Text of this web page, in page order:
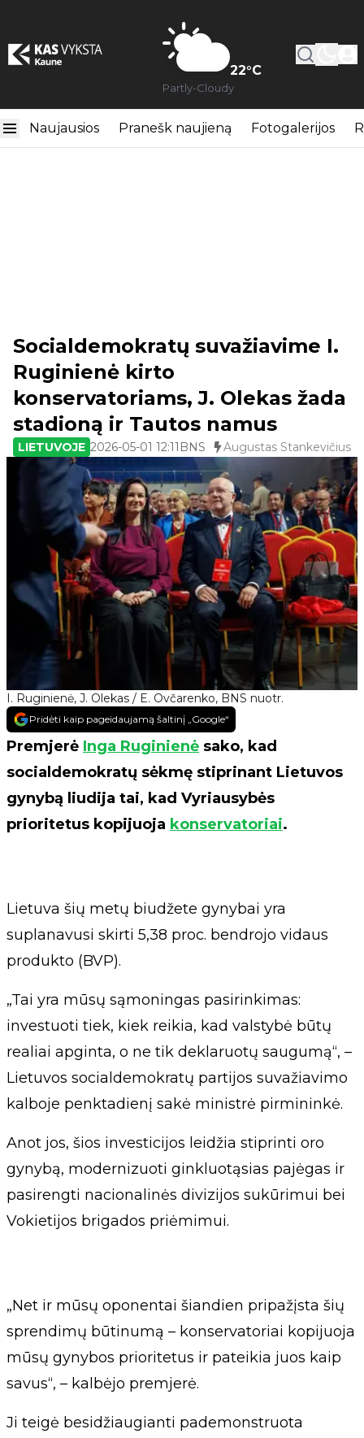
22°C
Partly-Cloudy
Naujausios Pranešk naujieną Fotogalerijos
I. Ruginienė, J. Olekas / E. Ovčarenko, BNS nuotr.
Socialdemokratų suvažiavime I.
Ruginienė kirto
konservatoriams, J. Olekas žada
stadioną ir Tautos namus
LIETUVOJE 2026-05-01 12:11 BNS Augustas Stankevičius
Pridėti kaip pageidaujamą šaltinį „Google“
Premjerė Inga Ruginienė sako, kad
socialdemokratų sėkmę stiprinant Lietuvos
gynybą liudija tai, kad Vyriausybės
prioritetus kopijuoja konservatoriai.
Lietuva šių metų biudžete gynybai yra
suplanavusi skirti 5,38 proc. bendrojo vidaus
produkto (BVP).
„Tai yra mūsų sąmoningas pasirinkimas:
investuoti tiek, kiek reikia, kad valstybė būtų
realiai apginta, o ne tik deklaruotų saugumą“, –
Lietuvos socialdemokratų partijos suvažiavimo
kalboje penktadienį sakė ministrė pirmininkė.
Anot jos, šios investicijos leidžia stiprinti oro
gynybą, modernizuoti ginkluotąsias pajėgas ir
pasirengti nacionalinės divizijos sukūrimui bei
Vokietijos brigados priėmimui.
„Net ir mūsų oponentai šiandien pripažįsta šių
sprendimų būtinumą – konservatoriai kopijuoja
mūsų gynybos prioritetus ir pateikia juos kaip
savus“, – kalbėjo premjerė.
Ji teigė besidžiaugianti pademonstruota